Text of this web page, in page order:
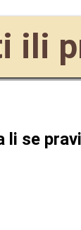
ili
li se